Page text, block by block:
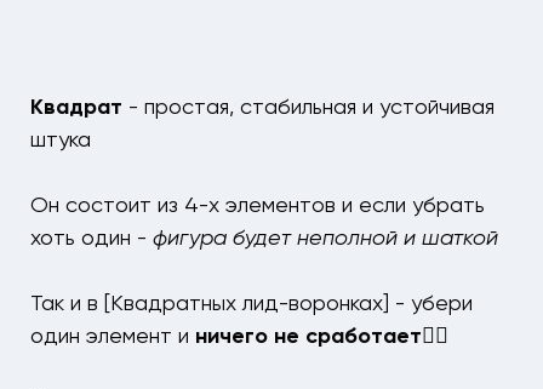
Квадрат - простая, стабильная и устойчивая
штука
Он состоит из 4-х элементов и если убрать
хоть один - фигура будет неполной и шаткой
Так и в [Квадратных лид-воронках] - убери
один элемент и ничего не сработает👌🏻